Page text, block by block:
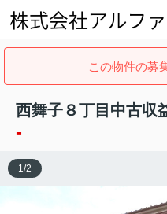
この物件の募
西舞子８丁目中古収
-
1/2